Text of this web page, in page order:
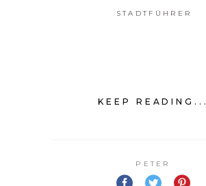
STADTFÜHRER
KEEP READING...
PETER